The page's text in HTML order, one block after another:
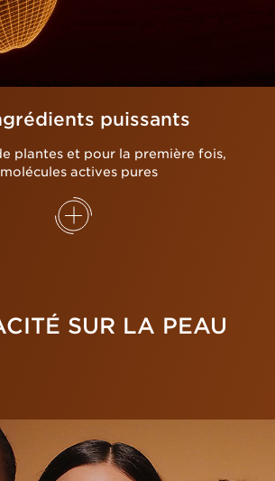
puissants
plantes et pour la première fois,
actives pures
SUR LA PEAU